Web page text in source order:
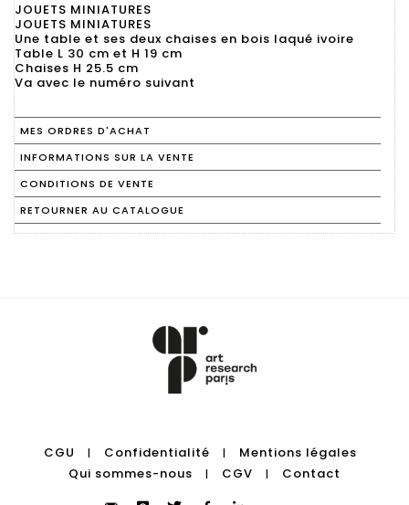
JOUETS MINIATURES
JOUETS MINIATURES
Une table et ses deux chaises en bois laqué ivoire
Table L 30 cm et H 19 cm
Chaises H 25.5 cm
Va avec le numéro suivant
MES ORDRES D'ACHAT
INFORMATIONS SUR LA VENTE
CONDITIONS DE VENTE
RETOURNER AU CATALOGUE
CGU | Confidentialité |
Mentions légales
Qui sommes-nous
| CGV | Contact